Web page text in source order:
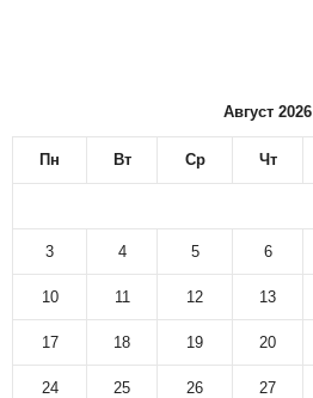
Август 2026
Пн Вт Ср Чт
3 4 5 6
10 11 12 13
17 18 19 20
24 25 26 27